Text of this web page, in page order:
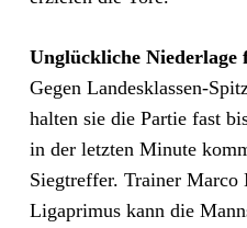
Unglückliche
Gegen Landesklassen-
halten sie die Partie fast
in der letzten Minute
Siegtreffer. Trainer Marco
Ligaprimus kann die